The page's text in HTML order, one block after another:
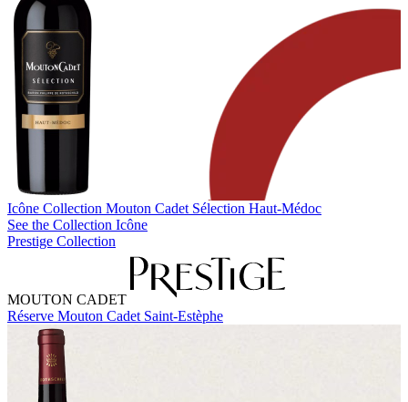
Icône Collection Mouton Cadet Sélection Haut-Médoc
See the Collection Icône
Prestige Collection
MOUTON CADET
Réserve Mouton Cadet Saint-Estèphe